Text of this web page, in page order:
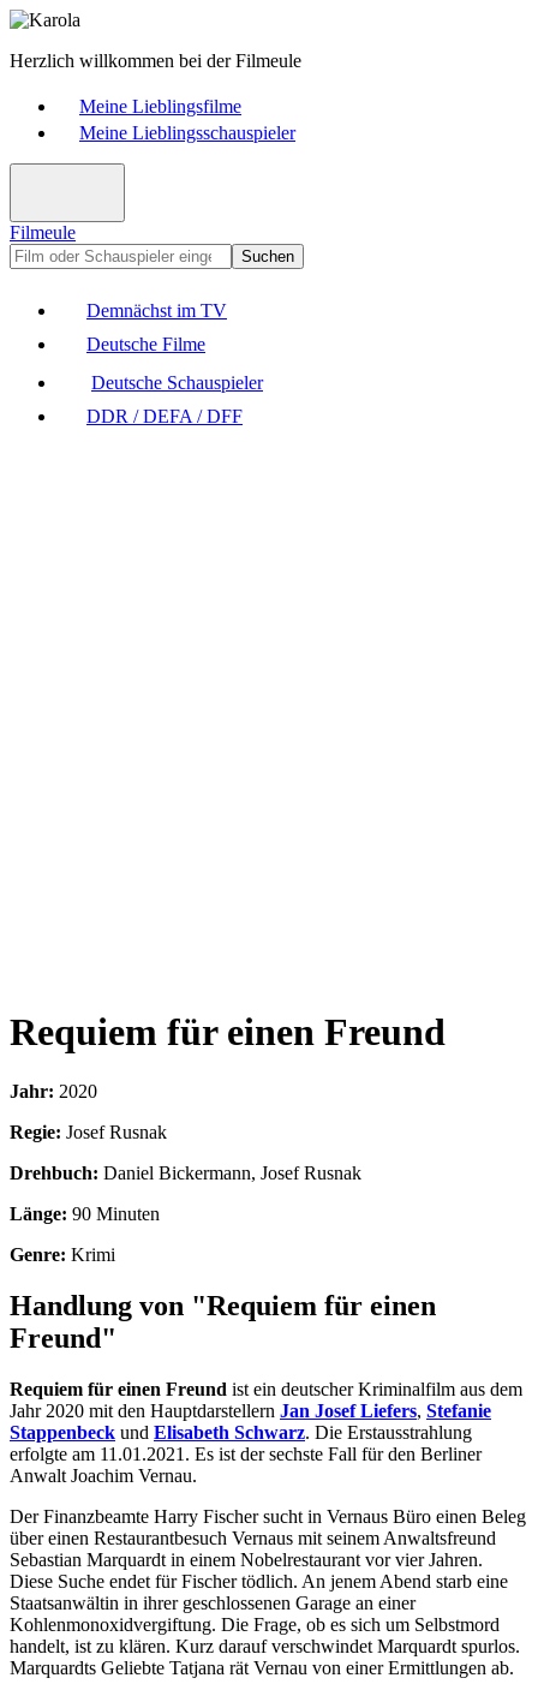
Herzlich willkommen bei der Filmeule
Meine Lieblingsfilme
Meine Lieblingsschauspieler
Filmeule
Suchen
Demnächst im TV
Deutsche Filme
Deutsche Schauspieler
DDR / DEFA / DFF
Requiem für einen Freund
Jahr: 2020
Regie: Josef Rusnak
Drehbuch: Daniel Bickermann, Josef Rusnak
Länge: 90 Minuten
Genre: Krimi
Handlung von "Requiem für einen
Freund"
Requiem für einen Freund ist ein deutscher Kriminalfilm aus dem
Jahr 2020 mit den Hauptdarstellern Jan Josef Liefers, Stefanie
Stappenbeck und Elisabeth Schwarz. Die Erstausstrahlung
erfolgte am 11.01.2021. Es ist der sechste Fall für den Berliner
Anwalt Joachim Vernau.
Der Finanzbeamte Harry Fischer sucht in Vernaus Büro einen Beleg
über einen Restaurantbesuch Vernaus mit seinem Anwaltsfreund
Sebastian Marquardt in einem Nobelrestaurant vor vier Jahren.
Diese Suche endet für Fischer tödlich. An jenem Abend starb eine
Staatsanwältin in ihrer geschlossenen Garage an einer
Kohlenmonoxidvergiftung. Die Frage, ob es sich um Selbstmord
handelt, ist zu klären. Kurz darauf verschwindet Marquardt spurlos.
Marquardts Geliebte Tatjana rät Vernau von einer Ermittlungen ab.